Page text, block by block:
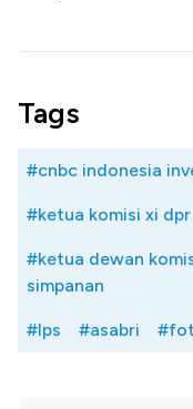
Tags
#cnbc indonesia
#ketua komisi xi
#ketua dewan
simpanan
#lps #asabri